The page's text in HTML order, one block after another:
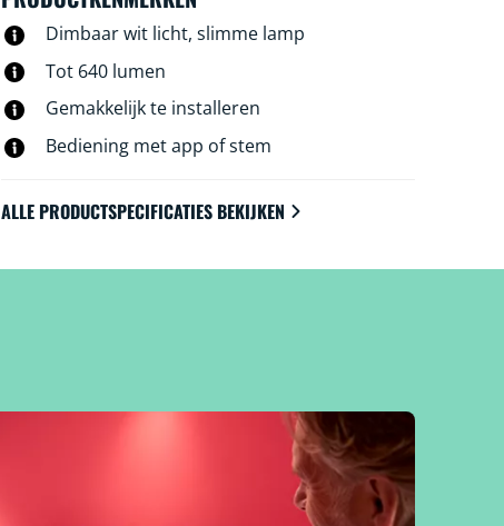
Dimbaar wit licht, slimme lamp
Tot 640 lumen
Gemakkelijk te installeren
Bediening met app of stem
ALLE PRODUCTSPECIFICATIES BEKIJKEN